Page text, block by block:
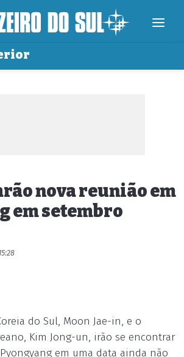
nova reunião em
em setembro
do Sul, Moon Jae-in, e o
Kim Jong-un, irão se encontrar
em uma data ainda não